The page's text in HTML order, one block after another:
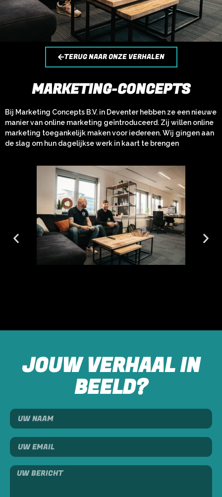
TERUG NAAR ONZE VERHALEN
MARKETING-CONCEPTS
Bij Marketing Concepts B.V. in Deventer hebben ze een nieuwe
manier van online marketing geïntroduceerd. Zij willen online
marketing toegankelijk maken voor iedereen. Wij gingen aan
de slag om hun dagelijkse werk in kaart te brengen
JOUW VERHAAL IN
BEELD?